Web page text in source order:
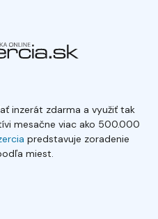
inzerát zdarma a využiť tak
mesačne viac ako 500.000
predstavuje zoradenie
miest.